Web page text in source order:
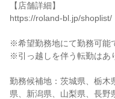
【店舗詳細】
https://roland-bl.jp/shoplist/
※希望勤務地にて勤務可能
※引っ越しを伴う転勤はあ
勤務候補地：茨城県、栃木
県、新潟県、山梨県、長野